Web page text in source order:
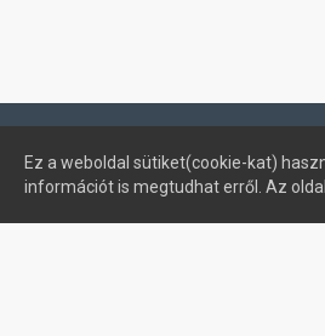
Ez a weboldal sütiket(cookie-kat)
információt is megtudhat erről. Az